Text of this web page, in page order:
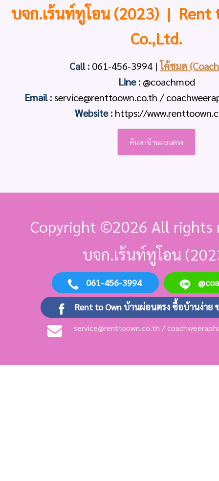
บจก.เร้นท์ทูโอน (2023) | Rent
Co.,Ltd.
Call : 061-456-3994 |โค้ชมด
Line : @coachmod
Email : service@renttoown.co.th /
Website : https://
ค้นหาบ้านผ่อนตรง
Copyright ©2026 All rights
บจก.เร้นท์ทูโอน
061-456-3994
Rent to Own บ้านผ่อนตรง ซื้อบ้านง่าย
service@renttoown.co.th /